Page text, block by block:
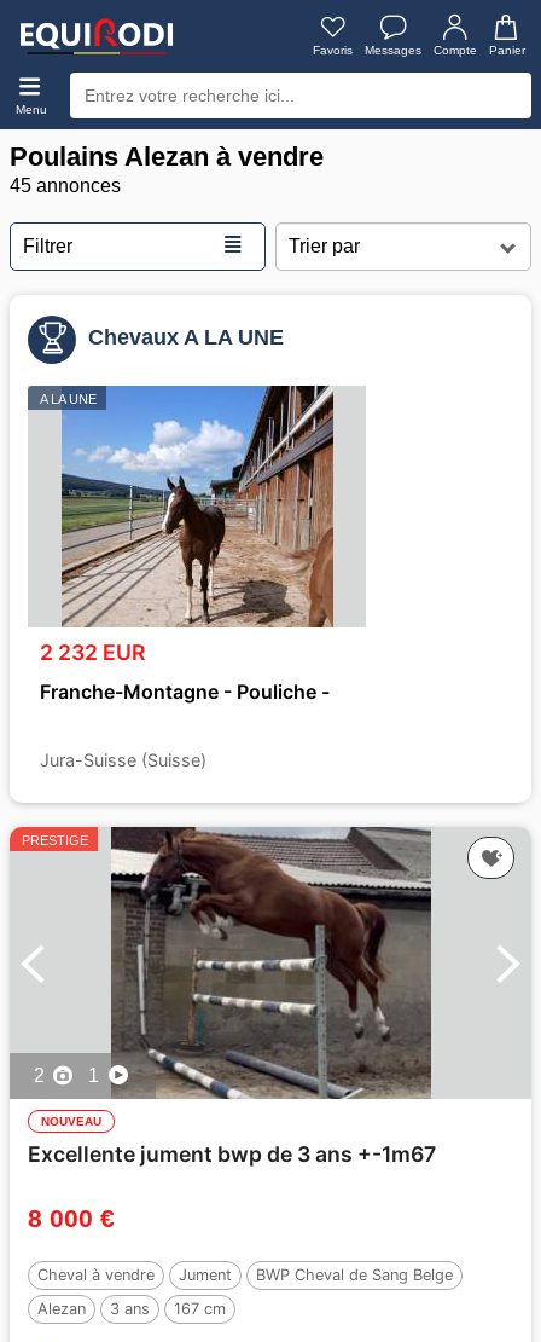
Favoris Messages Compte Panier
Menu
Poulains Alezan à vendre
45 annonces
Filtrer ≣
Chevaux A LA UNE
A LA UNE
2 232 EUR
Franche-Montagne - Pouliche -
Jura-Suisse (Suisse)
PRESTIGE
2 1
NOUVEAU
Excellente jument bwp de 3 ans +-1m67
8 000 €
Cheval à vendre Jument
BWP Cheval de Sang Belge
Alezan
3 ans 167 cm